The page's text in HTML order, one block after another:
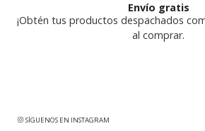
Envío gratis
¡Obtén tus productos despachados
al comprar.
SÍGUENOS EN INSTAGRAM